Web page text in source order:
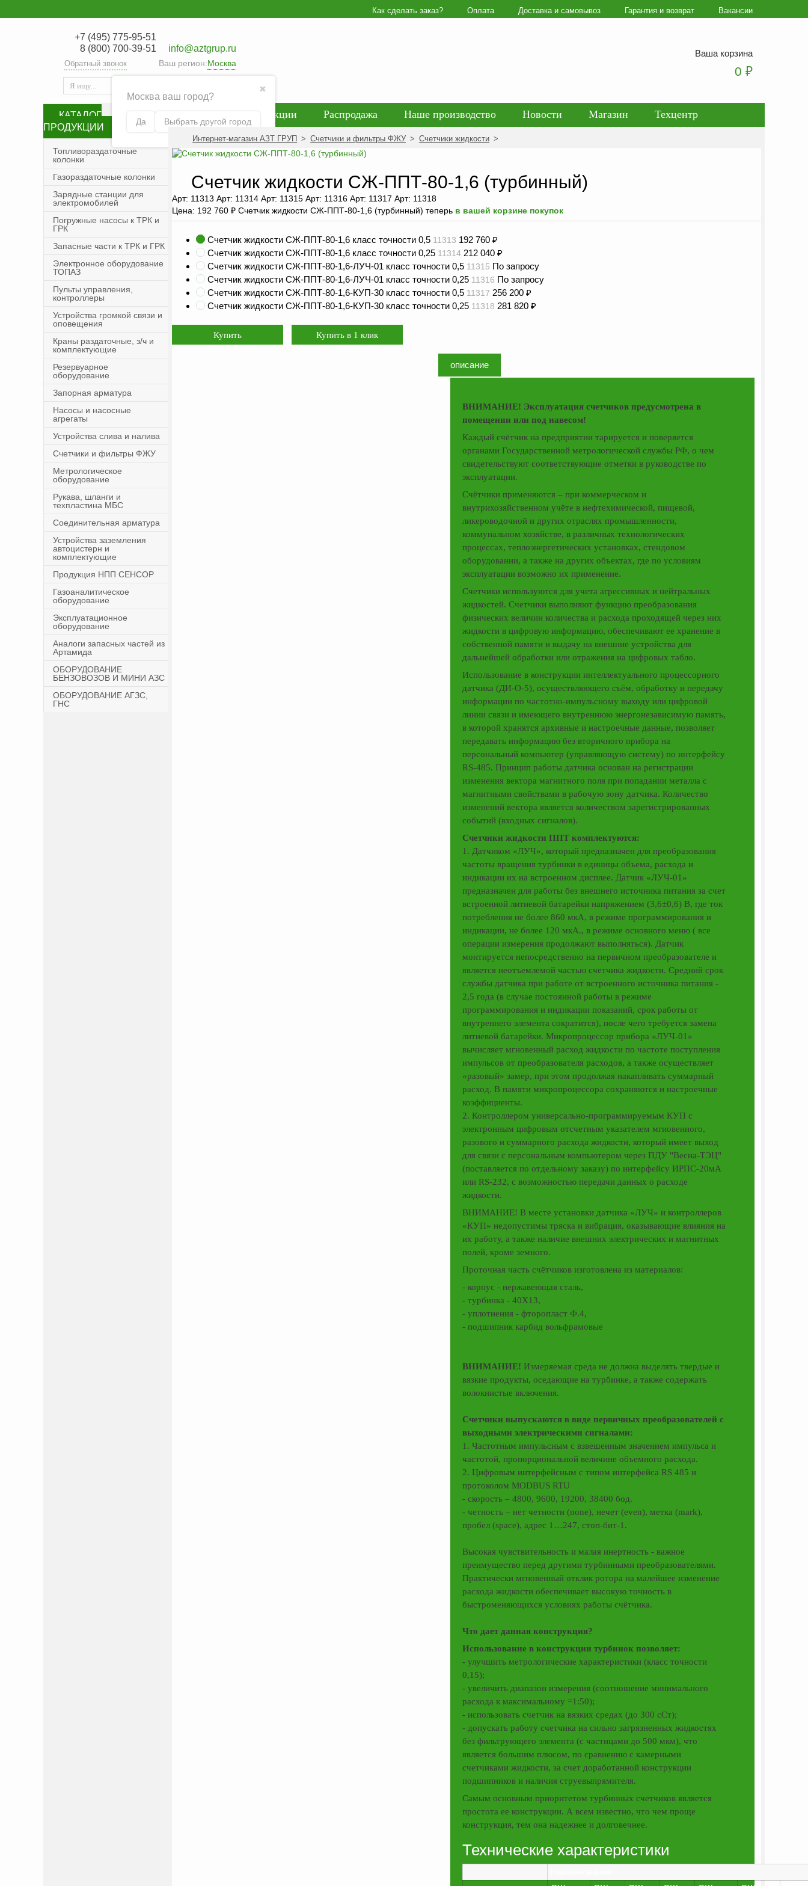
Как сделать заказ? Оплата Доставка и самовывоз Гарантия и возврат Вакансии
+7 (495) 775-95-51
8 (800) 700-39-51
info@aztgrup.ru
Обратный звонок Ваш регион:Москва
✖
Москва ваш город?
Да Выбрать другой город
Ваша корзина
0 ₽
КАТАЛОГ
ПРОДУКЦИИ
Топливораздаточные
колонки
Газораздаточные колонки
Зарядные станции для
электромобилей
Погружные насосы к ТРК и
ГРК
Запасные части к ТРК и ГРК
Электронное оборудование
ТОПАЗ
Пульты управления,
контроллеры
Устройства громкой связи и
оповещения
Краны раздаточные, з/ч и
комплектующие
Резервуарное
оборудование
Запорная арматура
Насосы и насосные
агрегаты
Устройства слива и налива
Счетчики и фильтры ФЖУ
Метрологическое
оборудование
Рукава, шланги и
техпластина МБС
Соединительная арматура
Устройства заземления
автоцистерн и
комплектующие
Продукция НПП СЕНСОР
Газоаналитическое
оборудование
Эксплуатационное
оборудование
Аналоги запасных частей из
Артамида
ОБОРУДОВАНИЕ
БЕНЗОВОЗОВ И МИНИ АЗС
ОБОРУДОВАНИЕ АГЗС,
ГНС
Акции Распродажа Наше производство Новости Магазин
Техцентр
Контакты
Согласие на обработку персональных данных
Блог
Политика конфиденциальности персональных данных
Интернет-магазин АЗТ ГРУП > Счетчики и фильтры ФЖУ > Счетчики жидкости >
Счетчик жидкости СЖ-ППТ-80-1,6 (турбинный)
Арт: 11313 Арт: 11314 Арт: 11315 Арт: 11316 Арт: 11317 Арт: 11318
Цена: 192 760 ₽ Счетчик жидкости СЖ-ППТ-80-1,6 (турбинный) теперь в вашей корзине покупок
Счетчик жидкости СЖ-ППТ-80-1,6 класс точности 0,5 11313 192 760 ₽
Счетчик жидкости СЖ-ППТ-80-1,6 класс точности 0,25 11314 212 040 ₽
Счетчик жидкости СЖ-ППТ-80-1,6-ЛУЧ-01 класс точности 0,5 11315 По запросу
Счетчик жидкости СЖ-ППТ-80-1,6-ЛУЧ-01 класс точности 0,25 11316 По запросу
Счетчик жидкости СЖ-ППТ-80-1,6-КУП-30 класс точности 0,5 11317 256 200 ₽
Счетчик жидкости СЖ-ППТ-80-1,6-КУП-30 класс точности 0,25 11318 281 820 ₽
описание
ВНИМАНИЕ! Эксплуатация счетчиков предусмотрена в
помещении или под навесом!
Каждый счётчик на предприятии тарируется и поверяется
органами Государственной метрологической службы РФ, о чем
свидетельствуют соответствующие отметки в руководстве по
эксплуатации.
Счётчики применяются – при коммерческом и
внутрихозяйственном учёте в нефтехимической, пищевой,
ликероводочной и других отраслях промышленности,
коммунальном хозяйстве, в различных технологических
процессах, теплоэнергетических установках, стендовом
оборудовании, а также на других объектах, где по условиям
эксплуатации возможно их применение.
Счетчики используются для учета агрессивных и нейтральных
жидкостей. Счетчики выполняют функцию преобразования
физических величин количества и расхода проходящей через них
жидкости в цифровую информацию, обеспечивают ее хранение в
собственной памяти и выдачу на внешние устройства для
дальнейшей обработки или отражения на цифровых табло.
Использование в конструкции интеллектуального процессорного
датчика (ДИ-О-5), осуществляющего съём, обработку и передачу
информации по частотно-импульсному выходу или цифровой
линии связи и имеющего внутреннюю энергонезависимую память,
в которой хранятся архивные и настроечные данные, позволяет
передавать информацию без вторичного прибора на
персональный компьютер (управляющую систему) по интерфейсу
RS-485. Принцип работы датчика основан на регистрации
изменения вектора магнитного поля при попадании металла с
магнитными свойствами в рабочую зону датчика. Количество
изменений вектора является количеством зарегистрированных
событий (входных сигналов).
Счетчики жидкости ППТ комплектуются:
1. Датчиком «ЛУЧ», который предназначен для преобразования
частоты вращения турбинки в единицы объема, расхода и
индикации их на встроенном дисплее. Датчик «ЛУЧ-01»
предназначен для работы без внешнего источника питания за счет
встроенной литиевой батарейки напряжением (3,6±0,6) В, где ток
потребления не более 860 мкА, в режиме программирования и
индикации, не более 120 мкА., в режиме основного меню ( все
операции измерения продолжают выполняться). Датчик
монтируется непосредственно на первичном преобразователе и
является неотъемлемой частью счетчика жидкости. Средний срок
службы датчика при работе от встроенного источника питания -
2,5 года (в случае постоянной работы в режиме
программирования и индикации показаний, срок работы от
внутреннего элемента сократится), после чего требуется замена
литиевой батарейки. Микропроцессор прибора «ЛУЧ-01»
вычисляет мгновенный расход жидкости по частоте поступления
импульсов от преобразователя расходов, а также осуществляет
«разовый» замер, при этом продолжая накапливать суммарный
расход. В памяти микропроцессора сохраняются и настроечные
коэффициенты.
2. Контроллером универсально-программируемым КУП с
электронным цифровым отсчетным указателем мгновенного,
разового и суммарного расхода жидкости, который имеет выход
для связи с персональным компьютером через ПДУ "Весна-ТЭЦ"
(поставляется по отдельному заказу) по интерфейсу ИРПС-20мА
или RS-232, с возможностью передачи данных о расходе
жидкости.
ВНИМАНИЕ! В месте установки датчика «ЛУЧ» и контроллеров
«КУП» недопустимы тряска и вибрация, оказывающие влияния на
их работу, а также наличие внешних электрических и магнитных
полей, кроме земного.
Проточная часть счётчиков изготовлена из материалов:
- корпус - нержавеющая сталь,
- турбинка - 40Х13,
- уплотнения - фторопласт Ф.4,
- подшипник карбид вольфрамовые
ВНИМАНИЕ! Измеряемая среда не должна выделять твердые и
вязкие продукты, оседающие на турбинке, а также содержать
волокнистые включения.
Счетчики выпускаются в виде первичных преобразователей с
выходными электрическими сигналами:
1. Частотным импульсным с взвешенным значением импульса и
частотой, пропорциональной величине объемного расхода.
2. Цифровым интерфейсным с типом интерфейса RS 485 и
протоколом MODBUS RTU
- скорость – 4800, 9600, 19200, 38400 бод.
- четность – нет четности (none), нечет (even), метка (mark),
пробел (space), адрес 1…247, стоп-бит-1.
Высокая чувствительность и малая инертность - важное
преимущество перед другими турбинными преобразователями.
Практически мгновенный отклик ротора на малейшее изменение
расхода жидкости обеспечивает высокую точность в
быстроменяющихся условиях работы счётчика.
Что дает данная конструкция?
Использование в конструкции турбинок позволяет:
- улучшить метрологические характеристики (класс точности
0,15);
- увеличить диапазон измерения (соотношение минимального
расхода к максимальному =1:50);
- использовать счетчик на вязких средах (до 300 сСт);
- допускать работу счетчика на сильно загрязненных жидкостях
без фильтрующего элемента (с частицами до 500 мкм), что
является большим плюсом, по сравнению с камерными
счетчиками жидкости, за счет доработанной конструкции
подшипников и наличия струевыпрямителя.
Самым основным приоритетом турбинных счетчиков является
простота ее конструкции. А всем известно, что чем проще
конструкция, тем она надежнее и долговечнее.
Технические характеристики